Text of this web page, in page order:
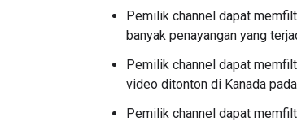
Pemilik channel dapat
banyak penayangan yang
Pemilik channel dapat
video ditonton di Kanada
Pemilik channel dapat